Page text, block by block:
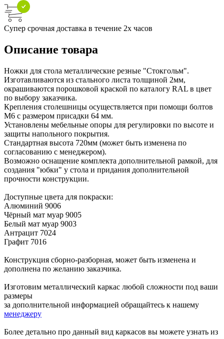
Супер срочная доставка в течение 2х часов
Описание товара
Ножки для стола металлические резные "Стокгольм".
Изготавливаются из стального листа толщиной 2мм,
окрашиваются порошковой краской по каталогу RAL в цвет
по выбору заказчика.
Крепления столешницы осуществляется при помощи болтов
М6 с размером присадки 64 мм.
Установлены мебельные опоры для регулировки по высоте и
защиты напольного покрытия.
Стандартная высота 720мм (может быть изменена по
согласованию с менеджером).
Возможно оснащение комплекта дополнительной рамкой, для
создания "юбки" у стола и придания дополнительной
прочности конструкции.
Доступные цвета для покраски:
Алюминий 9006
Чёрный мат муар 9005
Белый мат муар 9003
Антрацит 7024
Графит 7016
Конструкция сборно-разборная, может быть изменена и
дополнена по желанию заказчика.
Изготовим металлический каркас любой сложности под ваши
размеры
за дополнительной информацией обращайтесь к нашему
менеджеру
Более детально про данный вид каркасов вы можете узнать из